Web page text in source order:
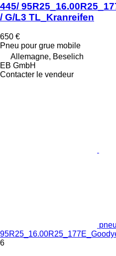
445/
/ G/L3 TL_Kranreifen
650 €
Pneu pour grue mobile
Allemagne, Beselich
EB GmbH
Contacter le vendeur
6